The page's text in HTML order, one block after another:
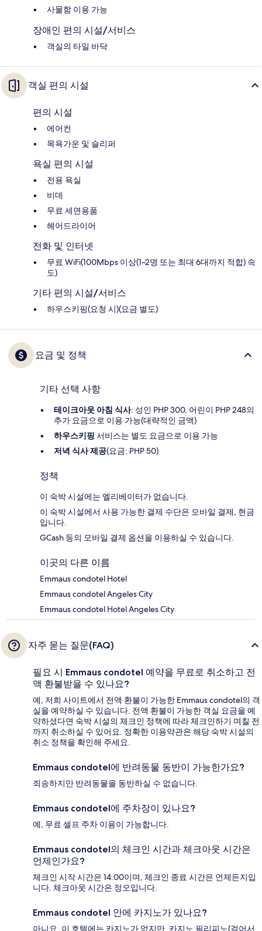
사물함 이용 가능
장애인 편의 시설/서비스
객실의 타일 바닥
객실 편의 시설
편의 시설
에어컨
목욕가운 및 슬리퍼
욕실 편의 시설
전용 욕실
비데
무료 세면용품
헤어드라이어
전화 및 인터넷
무료 WiFi(100Mbps 이상(1~2명 또는 최대 6대까지 적합) 속
도)
기타 편의 시설/서비스
하우스키핑(요청 시)(요금 별도)
요금 및 정책
기타 선택 사항
테이크아웃 아침 식사: 성인 PHP 300, 어린이 PHP 248의
추가 요금으로 이용 가능(대략적인 금액)
하우스키핑 서비스는 별도 요금으로 이용 가능
저녁 식사 제공(요금: PHP 50)
정책
이 숙박 시설에는 엘리베이터가 없습니다.
이 숙박 시설에서 사용 가능한 결제 수단은 모바일 결제, 현금
입니다.
GCash 등의 모바일 결제 옵션을 이용하실 수 있습니다.
이곳의 다른 이름
Emmaus condotel Hotel
Emmaus condotel Angeles City
Emmaus condotel Hotel Angeles City
자주 묻는 질문(FAQ)
필요 시 Emmaus condotel 예약을 무료로 취소하고 전
액 환불받을 수 있나요?
예, 저희 사이트에서 전액 환불이 가능한 Emmaus condotel의 객
실을 예약하실 수 있습니다. 전액 환불이 가능한 객실 요금을 예
약하셨다면 숙박 시설의 체크인 정책에 따라 체크인하기 며칠 전
까지 취소하실 수 있어요. 정확한 이용약관은 해당 숙박 시설의
취소 정책을 확인해 주세요.
Emmaus condotel에 반려동물 동반이 가능한가요?
죄송하지만 반려동물을 동반하실 수 없습니다.
Emmaus condotel에 주차장이 있나요?
예, 무료 셀프 주차 이용이 가능합니다.
Emmaus condotel의 체크인 시간과 체크아웃 시간은
언제인가요?
체크인 시작 시간은 14:00이며, 체크인 종료 시간은 언제든지입
니다. 체크아웃 시간은 정오입니다.
Emmaus condotel 안에 카지노가 있나요?
아니요, 이 호텔에는 카지노가 없지만, 카지노 필리피노(걸어서